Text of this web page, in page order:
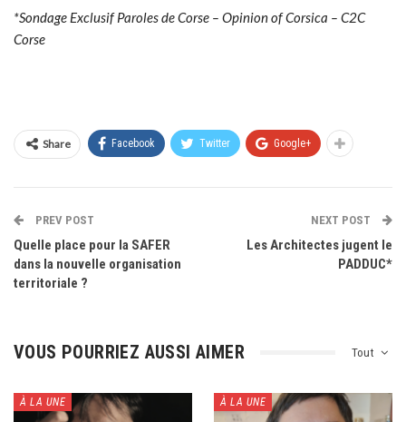
*Sondage Exclusif Paroles de Corse – Opinion of Corsica – C2C
Corse
Share Facebook Twitter Google+
PREV POST
Quelle place pour la SAFER
dans la nouvelle organisation
territoriale ?
NEXT POST
Les Architectes jugent le
PADDUC*
Tout
VOUS POURRIEZ AUSSI AIMER
À LA UNE À LA UNE